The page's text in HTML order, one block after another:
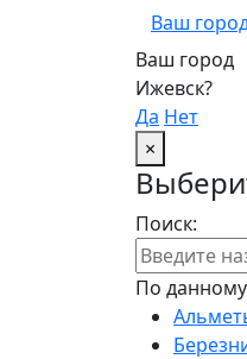
Ваш
Ваш город
Ижевск?
Да Нет
×
Поиск:
По